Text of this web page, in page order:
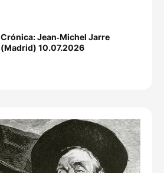
Crónica: Jean‐Michel Jarre
(Madrid) 10.07.2026